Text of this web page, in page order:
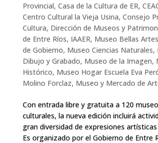
Provincial, Casa de la Cultura de ER,
Centro Cultural la Vieja Usina, Consejo
Cultura, Dirección de Museos y
de Entre Ríos, IAAER, Museo Bellas Artes
de Gobierno, Museo Ciencias Naturales,
Dibujo y Grabado, Museo de la Imagen,
Histórico, Museo Hogar Escuela Eva
Molino Forclaz, Museo y Mercado de
Con entrada libre y gratuita a 120
culturales, la nueva edición incluirá
gran diversidad de expresiones
Es organizado por el Gobierno de Entre